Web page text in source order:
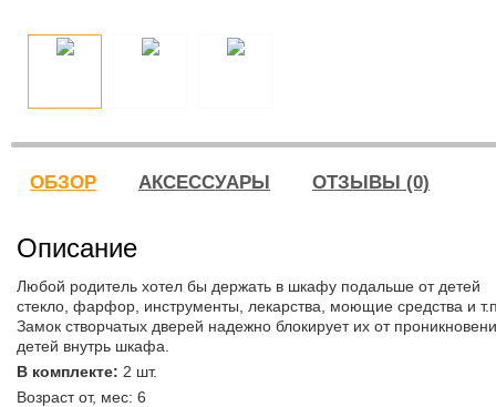
ОБЗОР АКСЕССУАРЫ ОТЗЫВЫ (0)
Описание
Любой родитель хотел бы держать в шкафу подальше от детей
стекло, фарфор, инструменты, лекарства, моющие средства и
Замок створчатых дверей надежно блокирует их от
детей внутрь шкафа.
В комплекте: 2 шт.
Возраст от, мес: 6